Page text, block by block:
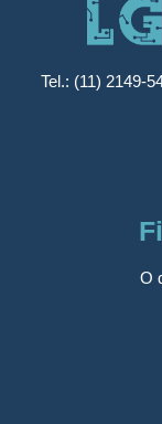
Tel.: (11) 2149-
O